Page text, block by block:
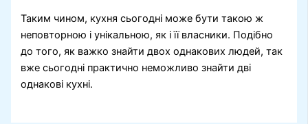
Таким чином, кухня сьогодні може бути такою ж
неповторною і унікальною, як і її власники. Подібно
до того, як важко знайти двох однакових людей, так
вже сьогодні практично неможливо знайти дві
однакові кухні.